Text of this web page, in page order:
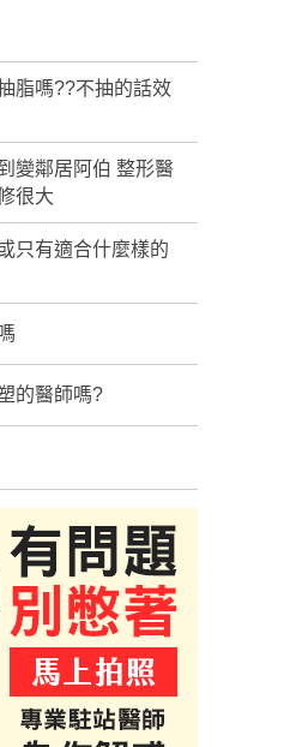
脂嗎??不抽的話效
變鄰居阿伯 整形醫
很大
只有適合什麼樣的
的醫師嗎?